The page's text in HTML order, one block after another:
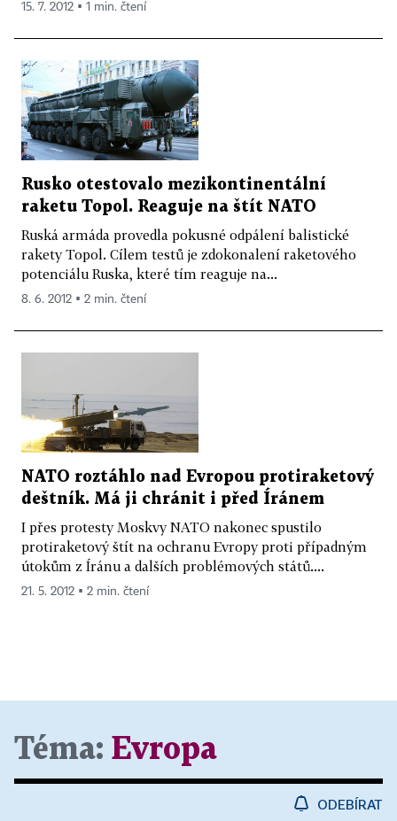
15. 7. 2012 ▪ 1 min. čtení
Rusko otestovalo mezikontinentální
raketu Topol. Reaguje na štít NATO
Ruská armáda provedla pokusné odpálení balistické
rakety Topol. Cílem testů je zdokonalení raketového
potenciálu Ruska, které tím reaguje na...
8. 6. 2012 ▪ 2 min. čtení
NATO roztáhlo nad Evropou protiraketový
deštník. Má ji chránit i před Íránem
I přes protesty Moskvy NATO nakonec spustilo
protiraketový štít na ochranu Evropy proti případným
útokům z Íránu a dalších problémových států....
21. 5. 2012 ▪ 2 min. čtení
Téma: Evropa
ODEBÍRAT